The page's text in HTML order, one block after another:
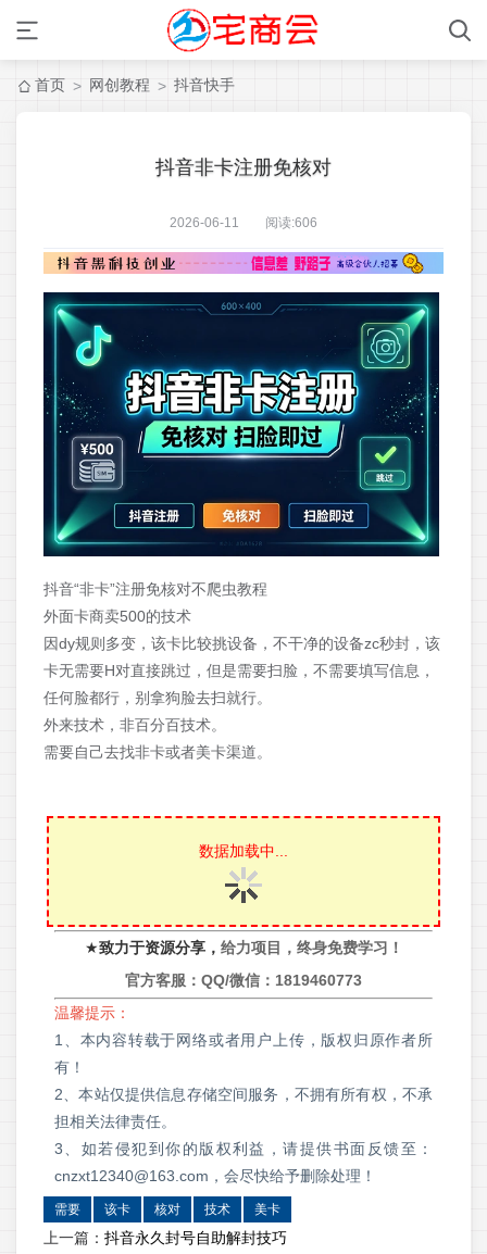
首页 > 网创教程 > 抖音快手
抖音非卡注册免核对
2026-06-11 阅读:606
抖音“非卡”注册免核对不爬虫教程
外面卡商卖500的技术
因dy规则多变，该卡比较挑设备，不干净的设备zc秒封，该
卡无需要H对直接跳过，但是需要扫脸，不需要填写信息，
任何脸都行，别拿狗脸去扫就行。
外来技术，非百分百技术。
需要自己去找非卡或者美卡渠道。
数据加载中...
★致力于资源分享， 给力项目，终身免费学习！
官方客服：QQ/微信： 1819460773
温馨提示：
1、本内容转载于网络或者用户上传，版权归原作者所
有！
2、本站仅提供信息存储空间服务，不拥有所有权，不承
担相关法律责任。
3、如若侵犯到你的版权利益，请提供书面反馈至：
cnzxt12340@163.com，会尽快给予删除处理！
需要 该卡 核对 技术 美卡
上一篇： 抖音永久封号自助解封技巧